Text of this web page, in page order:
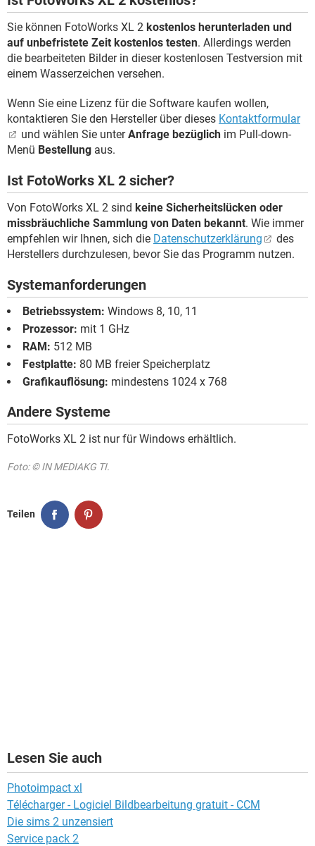
Sie können FotoWorks XL 2 kostenlos herunterladen und
auf unbefristete Zeit kostenlos testen. Allerdings werden
die bearbeiteten Bilder in dieser kostenlosen Testversion mit
einem Wasserzeichen versehen.
Wenn Sie eine Lizenz für die Software kaufen wollen,
kontaktieren Sie den Hersteller über dieses Kontaktformular
und wählen Sie unterAnfrage bezüglich im Pull-down-
Menü Bestellung aus.
Ist FotoWorks XL 2 sicher?
Von FotoWorks XL 2 sind keine Sicherheitslücken oder
missbräuchliche Sammlung von Daten bekannt. Wie immer
empfehlen wir Ihnen, sich die Datenschutzerklärung
des
Herstellers durchzulesen, bevor Sie das Programm nutzen.
Systemanforderungen
Betriebssystem: Windows 8, 10, 11
Prozessor: mit 1 GHz
RAM: 512 MB
Festplatte: 80 MB freier Speicherplatz
Grafikauflösung: mindestens 1024 x 768
Andere Systeme
FotoWorks XL 2 ist nur für Windows erhältlich.
Foto: © IN MEDIAKG TI.
Teilen
Lesen Sie auch
Photoimpact xl
Télécharger - Logiciel Bildbearbeitung gratuit - CCM
Die sims 2 unzensiert
Service pack 2